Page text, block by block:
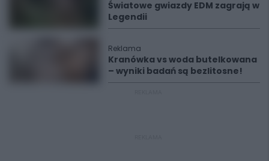
Światowe gwiazdy EDM zagrają w
Legendii
Reklama
Kranówka vs woda butelkowana
– wyniki badań są bezlitosne!